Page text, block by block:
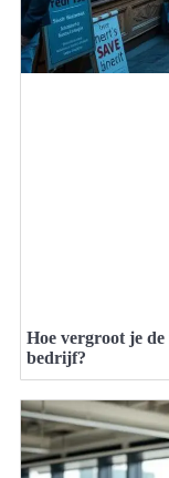
Hoe vergroot je
bedrijf?